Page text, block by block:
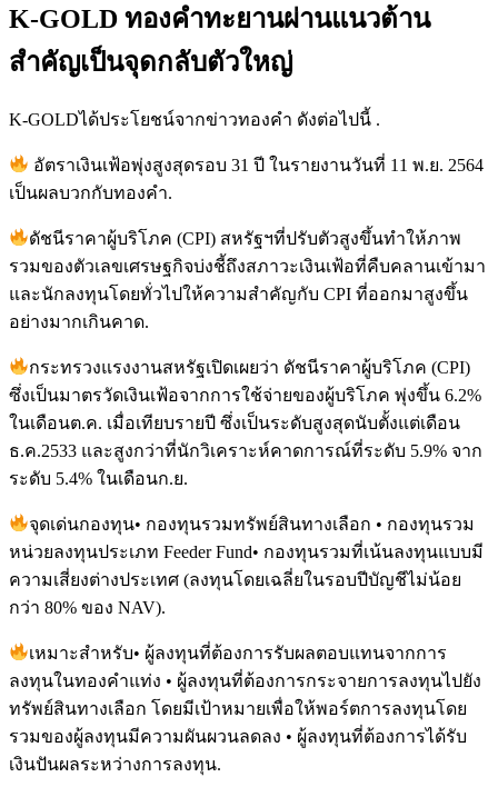
K-GOLD ทองคำทะยานผ่านแนวต้าน
สำคัญเป็นจุดกลับตัวใหญ่
K-GOLDได้ประโยชน์จากข่าวทองคำ ดังต่อไปนี้ .
อัตราเงินเฟ้อพุ่งสูงสุดรอบ 31 ปี ในรายงานวันที่ 11 พ.ย. 2564
เป็นผลบวกกับทองคำ.
ดัชนีราคาผู้บริโภค (CPI) สหรัฐฯที่ปรับตัวสูงขึ้นทำให้ภาพ
รวมของตัวเลขเศรษฐกิจบ่งชี้ถึงสภาวะเงินเฟ้อที่คืบคลานเข้ามา
และนักลงทุนโดยทั่วไปให้ความสำคัญกับ CPI ที่ออกมาสูงขึ้น
อย่างมากเกินคาด.
กระทรวงแรงงานสหรัฐเปิดเผยว่า ดัชนีราคาผู้บริโภค (CPI)
ซึ่งเป็นมาตรวัดเงินเฟ้อจากการใช้จ่ายของผู้บริโภค พุ่งขึ้น 6.2%
ในเดือนต.ค. เมื่อเทียบรายปี ซึ่งเป็นระดับสูงสุดนับตั้งแต่เดือน
ธ.ค.2533 และสูงกว่าที่นักวิเคราะห์คาดการณ์ที่ระดับ 5.9% จาก
ระดับ 5.4% ในเดือนก.ย.
จุดเด่นกองทุน• กองทุนรวมทรัพย์สินทางเลือก • กองทุนรวม
หน่วยลงทุนประเภท Feeder Fund• กองทุนรวมที่เน้นลงทุนแบบมี
ความเสี่ยงต่างประเทศ (ลงทุนโดยเฉลี่ยในรอบปีบัญชีไม่น้อย
กว่า 80% ของ NAV)​.
เหมาะสำหรับ• ผู้ลงทุนที่ต้องการรับผลตอบแทนจากการ
ลงทุนในทองคำแท่ง • ผู้ลงทุนที่ต้องการกระจายการลงทุนไปยัง
ทรัพย์สินทางเลือก โดยมีเป้าหมายเพื่อให้พอร์ตการลงทุนโดย
รวมของผู้ลงทุนมีความผันผวนลดลง • ผู้ลงทุนที่ต้องการได้รับ
เงินปันผลระหว่างการลงทุน.